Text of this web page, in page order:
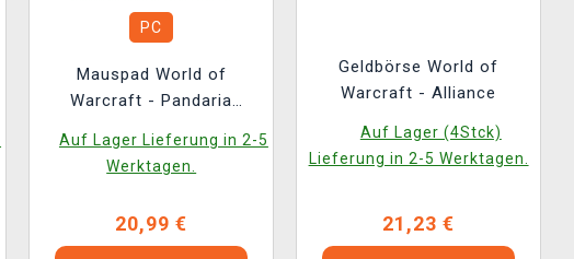
PC
Mauspad World of
Warcraft - Pandaria
Auf Lager Lieferung in 2-5
Werktagen.
20,99 €
Geldbörse World of
Warcraft - Alliance
Auf Lager (4Stck)
Lieferung in 2-5 Werktagen.
21,23 €